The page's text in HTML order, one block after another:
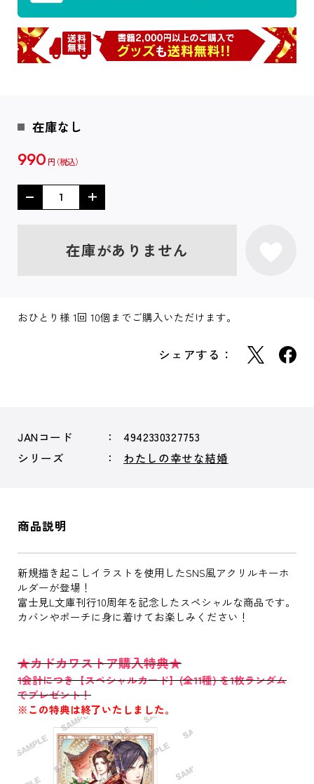
在庫なし
990 円
在庫がありません
おひとり様 1回 10個までご購入いただけます。
シェアする：
JANコード
4942330327753
シリーズ
わたしの幸せな結婚
商品説明
新規描き起こしイラストを使用したSNS風アクリルキーホ
ルダーが登場！
富士見L文庫刊行10周年を記念したスペシャルな商品です。
カバンやポーチに身に着けてお楽しみください！
★カドカワストア購入特典★
1会計につき【スペシャルカード】(全11種) を1枚ランダム
でプレゼント！
※この特典は終了いたしました。